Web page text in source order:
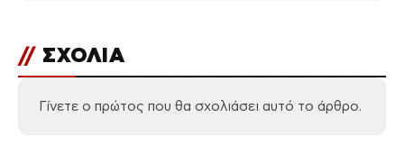
// ΣΧΟΛΙΑ
Γίνετε ο πρώτος που θα σχολιάσει αυτό το άρθρο.